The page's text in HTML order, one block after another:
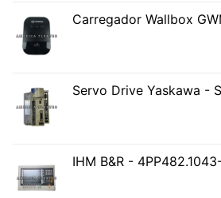
Carregador Wallbox
Servo Drive Yaskawa -
IHM B&R -